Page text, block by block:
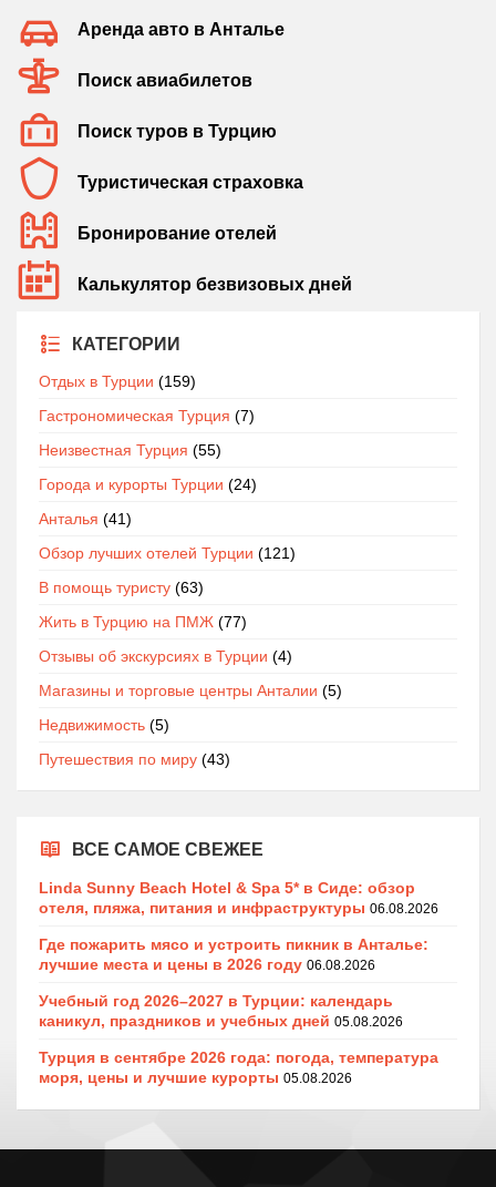
Аренда авто в Анталье
Поиск авиабилетов
Поиск туров в Турцию
Туристическая страховка
Бронирование отелей
Калькулятор безвизовых дней
КАТЕГОРИИ
Отдых в Турции (159)
Гастрономическая Турция (7)
Неизвестная Турция (55)
Города и курорты Турции (24)
Анталья (41)
Обзор лучших отелей Турции (121)
В помощь туристу (63)
Жить в Турцию на ПМЖ (77)
Отзывы об экскурсиях в Турции (4)
Магазины и торговые центры Анталии (5)
Недвижимость (5)
Путешествия по миру (43)
ВСЕ САМОЕ СВЕЖЕЕ
Linda Sunny Beach Hotel & Spa 5* в Сиде: обзор
отеля, пляжа, питания и инфраструктуры 06.08.2026
Где пожарить мясо и устроить пикник в Анталье:
лучшие места и цены в 2026 году 06.08.2026
Учебный год 2026–2027 в Турции: календарь
каникул, праздников и учебных дней 05.08.2026
Турция в сентябре 2026 года: погода, температура
моря, цены и лучшие курорты 05.08.2026